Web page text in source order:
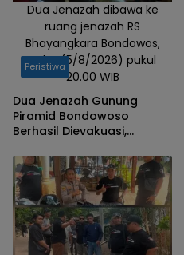
Dua Jenazah dibawa ke
ruang jenazah RS
Bhayangkara Bondowos,
Rabu (5/8/2026) pukul
20.00 WIB
Peristiwa
Dua Jenazah Gunung
Piramid Bondowoso
Berhasil Dievakuasi,
Tim Gabungan